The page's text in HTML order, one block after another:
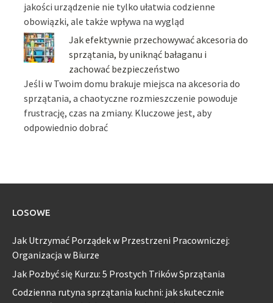
jakości urządzenie nie tylko ułatwia codzienne
obowiązki, ale także wpływa na wygląd
Jak efektywnie przechowywać akcesoria do
sprzątania, by uniknąć bałaganu i
zachować bezpieczeństwo
Jeśli w Twoim domu brakuje miejsca na akcesoria do
sprzątania, a chaotyczne rozmieszczenie powoduje
frustrację, czas na zmiany. Kluczowe jest, aby
odpowiednio dobrać
LOSOWE
Jak Utrzymać Porządek w Przestrzeni Pracowniczej:
Organizacja w Biurze
Jak Pozbyć się Kurzu: 5 Prostych Trików Sprzątania
Codzienna rutyna sprzątania kuchni: jak skutecznie